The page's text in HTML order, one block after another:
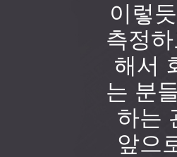
이렇
측정
해서
는 분
하는
앞으